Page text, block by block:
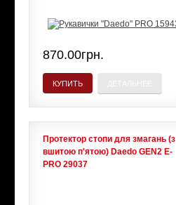
870.00грн.
КУПИТЬ
Протектор стопи для змагань (з
вшитою п'ятою) Daedo GEN2 E-
PRO 29037